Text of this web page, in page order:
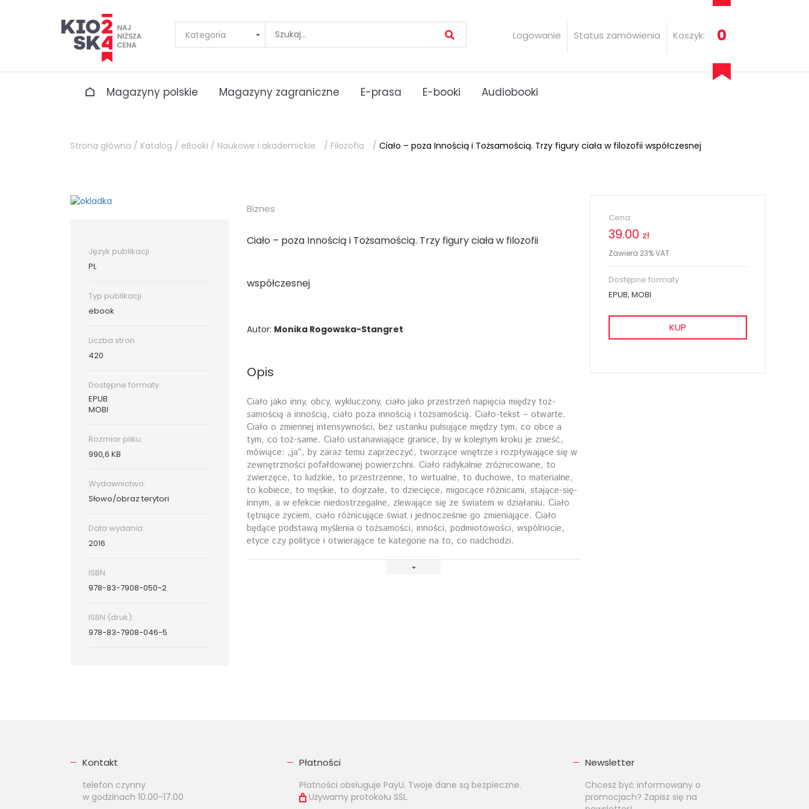
Logowanie Status zamówienia Koszyk: 0
Magazyny polskie Magazyny zagraniczne E-prasa E-booki Audiobooki
Strona główna / Katalog / eBooki / Naukowe i akademickie / Filozofia / Ciało – poza Innością i Tożsamością. Trzy figury ciała w filozofii współczesnej
Język publikacji
PL
Typ publikacji
ebook
Liczba stron
420
Dostępne formaty:
EPUB
MOBI
Rozmiar pliku:
990,6 KB
Wydawnictwo:
Słowo/obraz terytori
Data wydania:
2016
ISBN:
978-83-7908-050-2
ISBN (druk):
978-83-7908-046-5
Biznes
Ciało – poza Innością i Tożsamością. Trzy figury ciała w filozofii
współczesnej
Autor: Monika Rogowska-Stangret
Opis
Ciało jako inny, obcy, wykluczony, ciało jako przestrzeń napięcia między toż-
samością a innością, ciało poza innością i tożsamością. Ciało-tekst – otwarte.
Ciało o zmiennej intensywności, bez ustanku pulsujące między tym, co obce a
tym, co toż-same. Ciało ustanawiające granice, by w kolejnym kroku je znieść,
mówiące: „ja”, by zaraz temu zaprzeczyć, tworzące wnętrze i rozpływające się w
zewnętrzności pofałdowanej powierzchni. Ciało radykalnie zróżnicowane, to
zwierzęce, to ludzkie, to przestrzenne, to wirtualne, to duchowe, to materialne,
to kobiece, to męskie, to dojrzałe, to dziecięce, migocące różnicami, stające-się-
innym, a w efekcie niedostrzegalne, zlewające się ze światem w działaniu. Ciało
tętniące życiem, ciało różnicujące świat i jednocześnie go zmieniające. Ciało
będące podstawą myślenia o tożsamości, inności, podmiotowości, wspólnocie,
etyce czy polityce i otwierające te kategorie na to, co nadchodzi.
Cena:
39.00 zł
Zawiera 23% VAT
Dostępne formaty
EPUB, MOBI
KUP
Kontakt
telefon czynny
w godzinach 10.00-17.00
Płatności
Płatności obsługuje PayU. Twoje dane są bezpieczne.
Używamy protokołu SSL.
Newsletter
Chcesz być informowany o
promocjach? Zapisz się na